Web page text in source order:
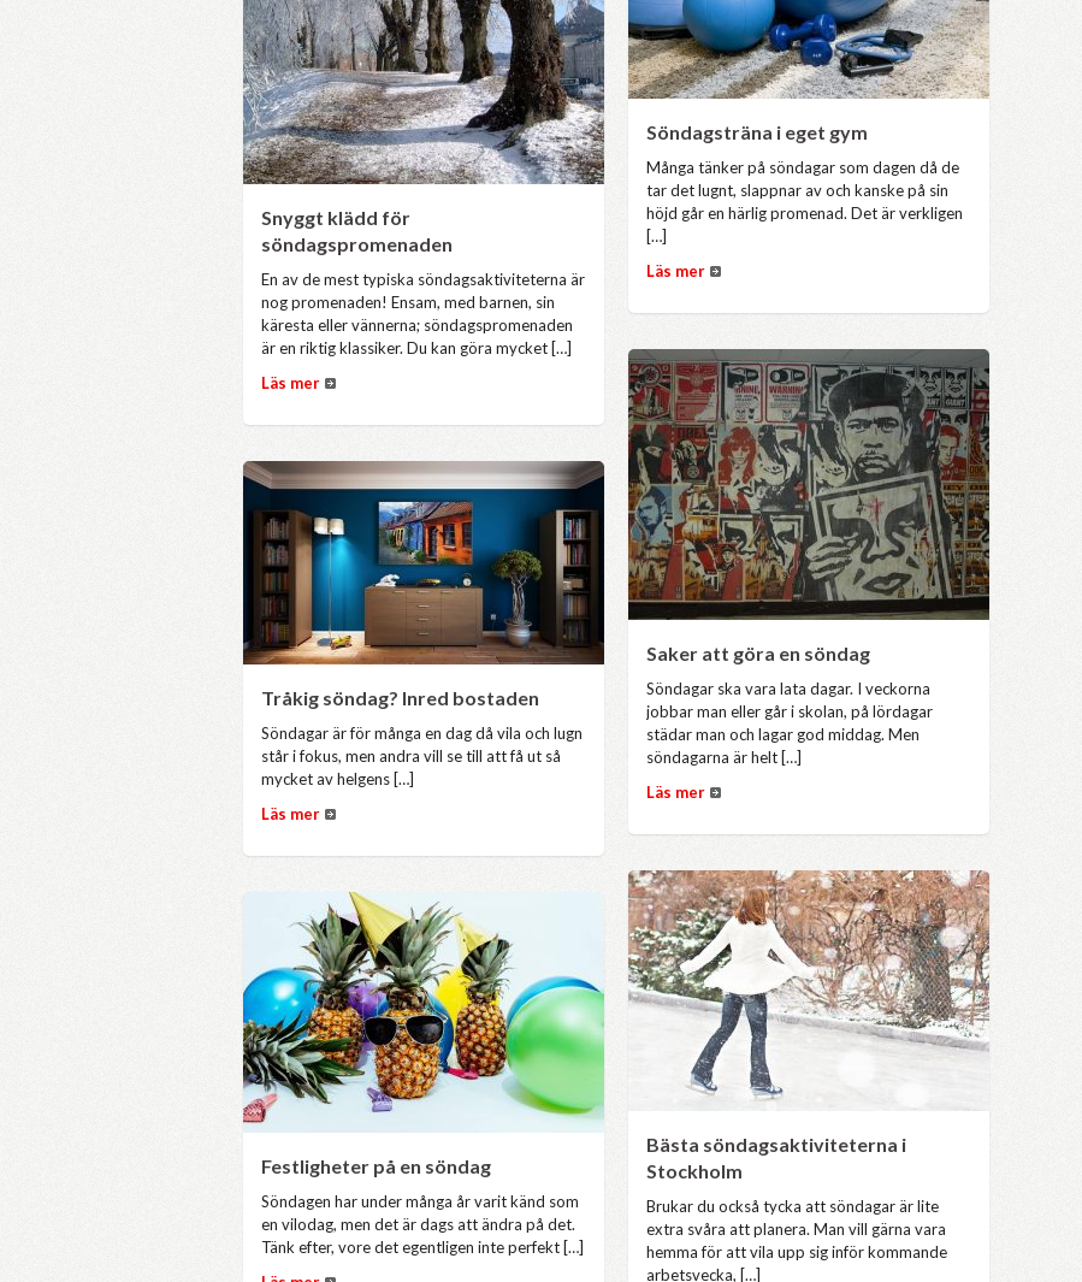
Söndagsträna i eget gym
Många tänker på söndagar som dagen då de
tar det lugnt, slappnar av och kanske på sin
höjd går en härlig promenad. Det är verkligen
[…]
Läs mer
Snyggt klädd för
söndagspromenaden
En av de mest typiska söndagsaktiviteterna är
nog promenaden! Ensam, med barnen, sin
käresta eller vännerna; söndagspromenaden
är en riktig klassiker. Du kan göra mycket […]
Läs mer
Saker att göra en söndag
Söndagar ska vara lata dagar. I veckorna
jobbar man eller går i skolan, på lördagar
städar man och lagar god middag. Men
söndagarna är helt […]
Läs mer
Tråkig söndag? Inred bostaden
Söndagar är för många en dag då vila och lugn
står i fokus, men andra vill se till att få ut så
mycket av helgens […]
Läs mer
Bästa söndagsaktiviteterna i
Stockholm
Brukar du också tycka att söndagar är lite
extra svåra att planera. Man vill gärna vara
hemma för att vila upp sig inför kommande
arbetsvecka, […]
Festligheter på en söndag
Söndagen har under många år varit känd som
en vilodag, men det är dags att ändra på det.
Tänk efter, vore det egentligen inte perfekt […]